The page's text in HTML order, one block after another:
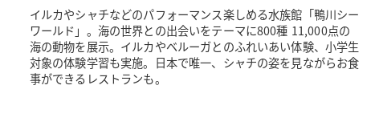
イルカやシャチなどのパフォーマンス楽しめる水族館「鴨川シー
ワールド」。海の世界との出会いをテーマに800種 11,000点の
海の動物を展示。イルカやベルーガとのふれいあい体験、小学生
対象の体験学習も実施。日本で唯一、シャチの姿を見ながらお食
事ができるレストランも。